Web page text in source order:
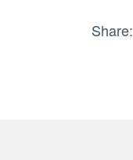
Share: